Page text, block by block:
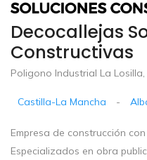
Decocallejas
Constructivas
Poligono Industrial La Losilla,
Castilla-La Mancha -
Empresa de construcción
Especializados en obra